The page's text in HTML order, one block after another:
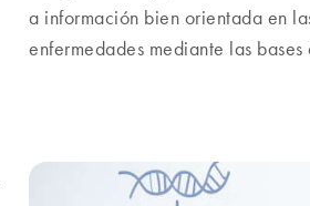
a información bien orientada en
enfermedades mediante las